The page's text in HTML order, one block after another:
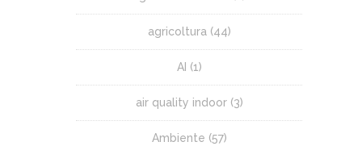
agricoltura(44)
AI (1)
air quality indoor(3)
Ambiente (57)